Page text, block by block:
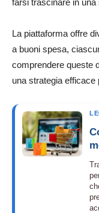
La piattaforma offre
a buoni spesa,
comprendere queste
una strategia